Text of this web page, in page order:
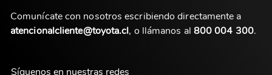
Comunícate con nosotros escribiendo directamente a
atencionalcliente@toyota.cl, o llámanos al 800 004 300.
Síguenos en nuestras redes